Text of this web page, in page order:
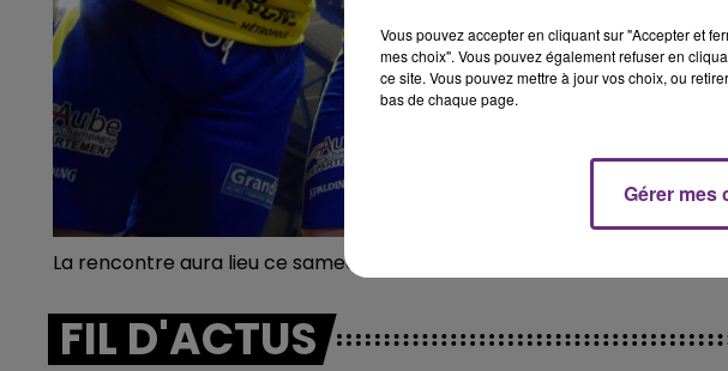
La rencontre aura lieu ce samedi 5 mai à 20H au Gymnase Volbart de
FIL D'ACTUS
CHAMPAGNE FM
19h15 - 20h00
LA RADIO POP
Vous pouvez accepter en cliquant sur "Accepter et
mes choix". Vous pouvez également refuser en
ce site. Vous pouvez mettre à jour vos choix, ou
bas de chaque page.
Gérer mes